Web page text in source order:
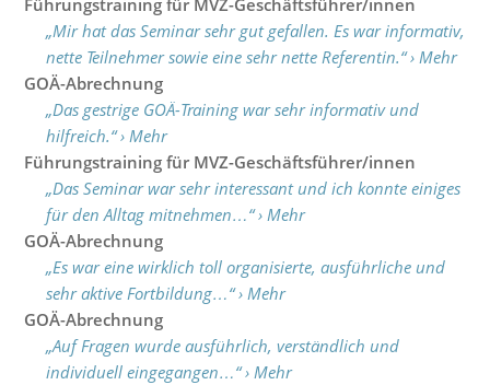
„Mir hat das Seminar sehr gut gefallen. Es war informativ,
nette Teilnehmer sowie eine sehr nette Referentin.“ › Mehr
GOÄ-Abrechnung
„Das gestrige GOÄ-Training war sehr informativ und
hilfreich.“ › Mehr
Führungstraining für MVZ-Geschäftsführer/innen
„Das Seminar war sehr interessant und ich konnte einiges
für den Alltag mitnehmen…“ › Mehr
GOÄ-Abrechnung
„Es war eine wirklich toll organisierte, ausführliche und
sehr aktive Fortbildung…“ › Mehr
GOÄ-Abrechnung
„Auf Fragen wurde ausführlich, verständlich und
individuell eingegangen…“ › Mehr